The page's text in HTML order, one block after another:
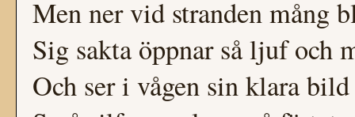
Men ner vid stranden mång
Sig sakta öppnar så ljuf och
Och ser i vågen sin klara bild